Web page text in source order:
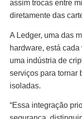
assim trocas entre
diretamente das
A Ledger, uma das
hardware, está
uma indústria de
serviços para tornar
isoladas.
“Essa integração